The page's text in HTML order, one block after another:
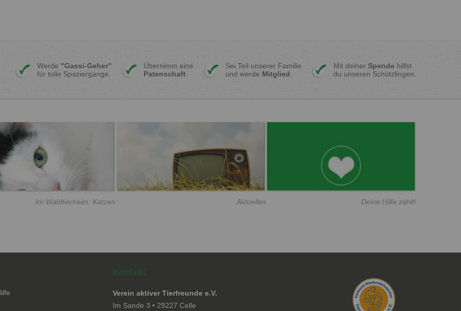
Werde "Gassi-Geher"
für tolle Spaziergänge.
Übernimm eine
Patenschaft
Sei Teil unserer Familie
und werde Mitglied
Mit deiner Spende hilfst
du unseren Schützlingen.
Im Waldtierheim: Katzen Aktuelles Deine Hilfe zählt!
Kontakt
Verein aktiver Tierfreunde e.V.
Im Sande 3 • 29227 Celle